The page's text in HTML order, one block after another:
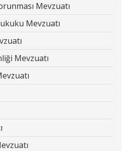
Mevzuatı
Mevzuatı
Mevzuatı